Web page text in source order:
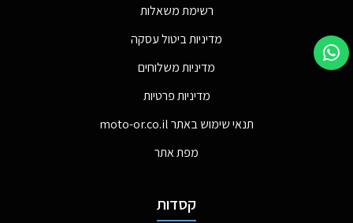
רשימת משאלות
מדיניות ביטול עסקה
מדיניות משלוחים
מדיניות פרטיות
תנאי שימוש באתר moto-or.co.il
מפת אתר
קסדות